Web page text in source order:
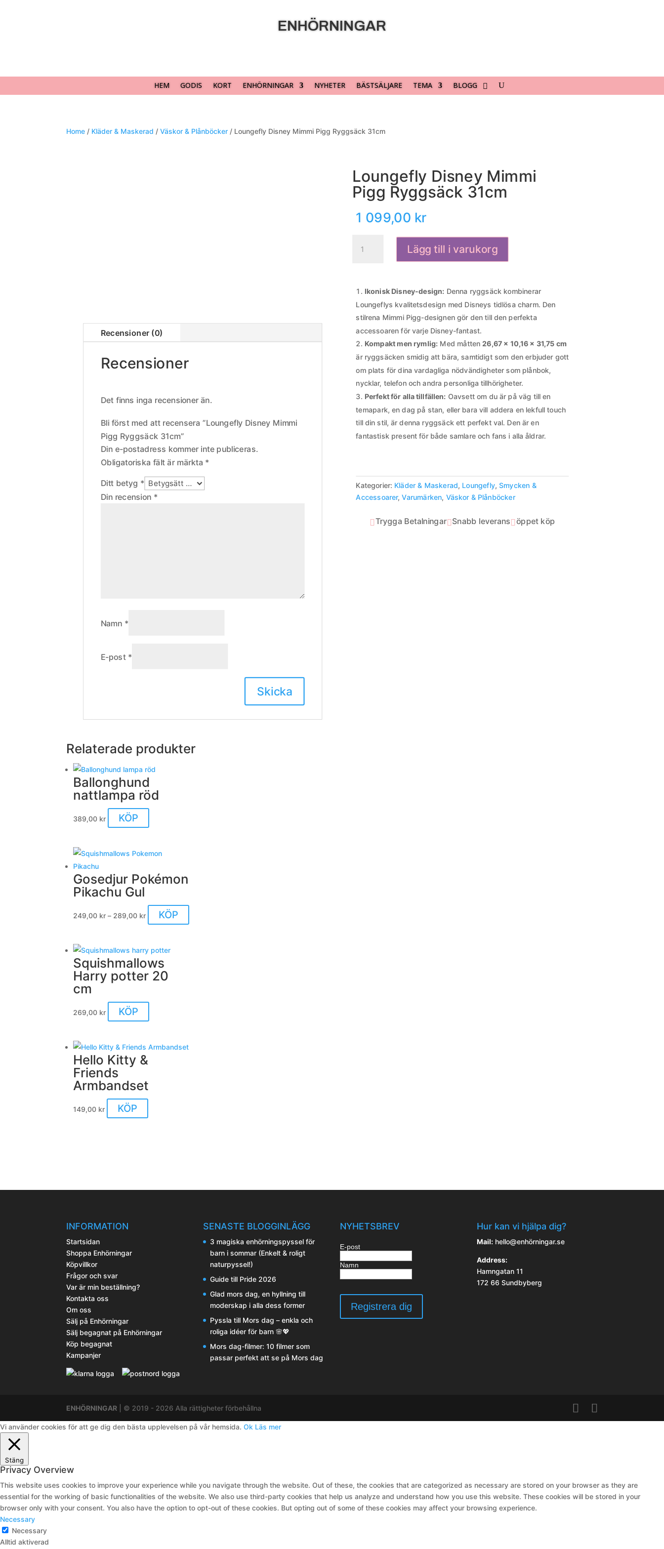
ENHÖRNINGAR
HEM GODIS KORT ENHÖRNINGAR NYHETER BÄSTSÄLJARE TEMA BLOGG
Home / Kläder & Maskerad /Väskor & Plånböcker / Loungefly Disney Mimmi Pigg Ryggsäck 31cm
Recensioner (0)
Recensioner
Det finns inga recensioner än.
Bli först med att recensera ”Loungefly Disney Mimmi
Pigg Ryggsäck 31cm”
Din e-postadress kommer inte publiceras.
Obligatoriska fält är märkta *
Ditt betyg *
Din recension *
Namn *
E-post *
Loungefly Disney Mimmi
Pigg Ryggsäck 31cm
1 099,00 kr
Disney
Ryggsäck
31cm
Lägg till i varukorg
Ikonisk Disney-design: Denna ryggsäck kombinerar
Loungeflys kvalitetsdesign med Disneys tidlösa charm. Den
stilrena Mimmi Pigg-designen gör den till den perfekta
accessoaren för varje Disney-fantast.
Kompakt men rymlig: Med måtten26,67 x 10,16 x 31,75 cm
är ryggsäcken smidig att bära, samtidigt som den erbjuder gott
om plats för dina vardagliga nödvändigheter som plånbok,
nycklar, telefon och andra personliga tillhörigheter.
Perfekt för alla tillfällen: Oavsett om du är på väg till en
temapark, en dag på stan, eller bara vill addera en lekfull touch
till din stil, är denna ryggsäck ett perfekt val. Den är en
fantastisk present för både samlare och fans i alla åldrar.
Kategorier: Kläder & Maskerad, Loungefly,Smycken &
Accessoarer,Varumärken Väskor & Plånböcker
Trygga BetalningarSnabb leveransöppet köp
Relaterade produkter
Ballonghund
nattlampa röd
389,00 kr KÖP
Gosedjur Pokémon
Pikachu Gul
249,00 kr – 289,00 kr Prisintervall:
249,00 kr
289,00 kr
KÖP
här
Squishmallows
Harry potter 20
cm
269,00 kr KÖP
här
har
Hello Kitty &
Friends
Armbandset
149,00 kr KÖP
INFORMATION
Startsidan
Shoppa Enhörningar
Köpvillkor
Frågor och svar
Var är min beställning?
Kontakta oss
Om oss
Sälj på Enhörningar
Sälj begagnat på Enhörningar
Köp begagnat
Kampanjer
SENASTE BLOGGINLÄGG
3 magiska enhörningspyssel för
barn i sommar (Enkelt & roligt
naturpyssel!)
Guide till Pride 2026
Glad mors dag, en hyllning till
moderskap i alla dess former
Pyssla till Mors dag – enkla och
roliga idéer för barn 🌸💖
Mors dag-filmer: 10 filmer som
passar perfekt att se på Mors dag
NYHETSBREV
E-post
Namn
Hur kan vi hjälpa dig?
Mail:hello@enhörningar.se
Address:
Hamngatan 11
172 66 Sundbyberg
ENHÖRNINGAR | © 2019 - 2026 Alla rättigheter förbehållna
Vi använder cookies för att ge dig den bästa upplevelsen på vår hemsida. Ok Läs mer
Stäng
Privacy Overview
This website uses cookies to improve your experience while you navigate through the website. Out of these, the cookies that are categorized as necessary are stored on your browser as they are
essential for the working of basic functionalities of the website. We also use third-party cookies that help us analyze and understand how you use this website. These cookies will be stored in your
browser only with your consent. You also have the option to opt-out of these cookies. But opting out of some of these cookies may affect your browsing experience.
Necessary
Necessary
Alltid aktiverad